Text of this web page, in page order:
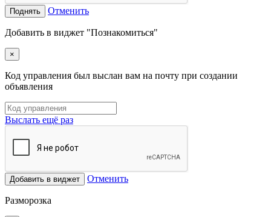
Поднять Отменить
Добавить в виджет "Познакомиться"
×
Код управления был выслан вам на почту при создании
объявления
Выслать ещё раз
Добавить в виджет Отменить
Разморозка